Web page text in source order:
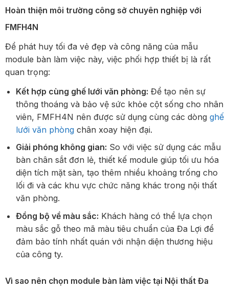
Hoàn thiện môi trường công sở chuyên nghiệp với
FMFH4N
Để phát huy tối đa vẻ đẹp và công năng của mẫu
module bàn làm việc này, việc phối hợp thiết bị là rất
quan trọng:
Kết hợp cùng ghế lưới văn phòng: Để tạo nên sự
thông thoáng và bảo vệ sức khỏe cột sống cho nhân
viên, FMFH4N nên được sử dụng cùng các dòng ghế
lưới văn phòngchân xoay hiện đại.
Giải phóng không gian: So với việc sử dụng các mẫu
bàn chân sắt đơn lẻ, thiết kế module giúp tối ưu hóa
diện tích mặt sàn, tạo thêm nhiều khoảng trống cho
lối đi và các khu vực chức năng khác trong nội thất
văn phòng.
Đồng bộ về màu sắc: Khách hàng có thể lựa chọn
màu sắc gỗ theo mã màu tiêu chuẩn của Đa Lợi để
đảm bảo tính nhất quán với nhận diện thương hiệu
của công ty.
Vì sao nên chọn module bàn làm việc tại Nội thất Đa